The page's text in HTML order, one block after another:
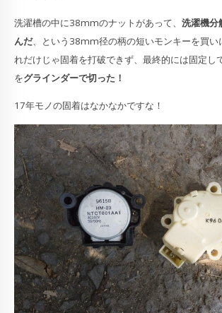
洗濯槽の中に38mmのナットがあって、 洗濯機分
んだ、という38mm径の柄の短いモンキーを買い
れだけじゃ固着を打破できず、最終的には固定し
をグラインダーで切った！
17年モノの固着はなかなかですな！